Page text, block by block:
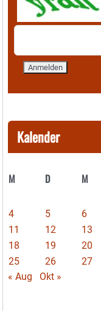
Kalender
M D M
4
5 6
11
12 13
18
19 20
25
26 27
« Aug
Okt »